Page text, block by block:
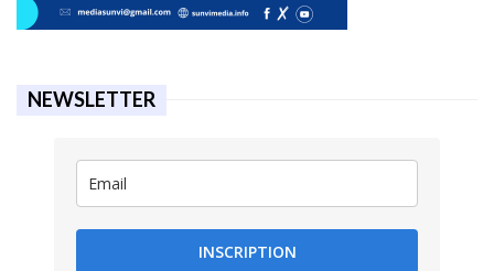
NEWSLETTER
INSCRIPTION